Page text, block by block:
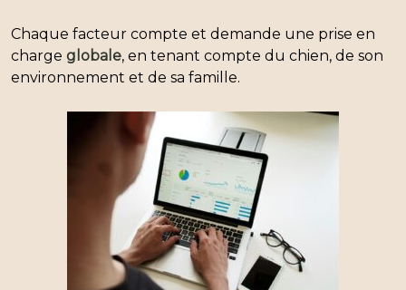
Chaque facteur compte et demande une prise en
charge globale, en tenant compte du chien, de son
environnement et de sa famille.